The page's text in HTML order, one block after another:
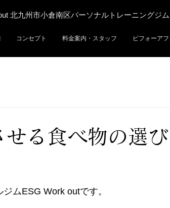
北九州市小倉南区パーソナルトレーニングジム
コンセプト 料金案内・スタッフ ビフォーア
せる食べ物の選び
ムESG Work outです。